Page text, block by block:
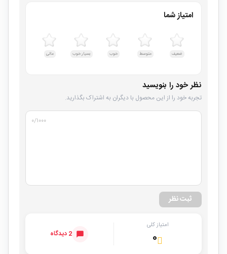
امتیاز شما
ضعیف متوسط خوب بسیار خوب عالی
نظر خود را بنویسید
تجربه خود را از این محصول با دیگران به اشتراک بگذارید.
۰/۱۰۰۰
ثبت نظر
امتیاز کلی
۰ 2 دیدگاه